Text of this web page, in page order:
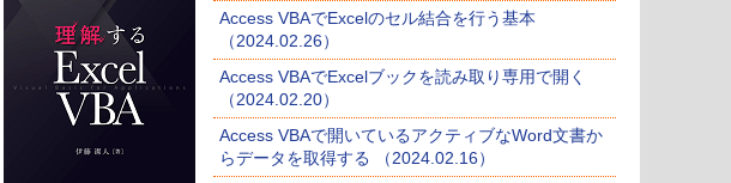
Access VBAでExcelのセル結合を行う基本
（2024.02.26）
Access VBAでExcelブックを読み取り専用で開く
（2024.02.20）
Access VBAで開いているアクティブなWord文書か
らデータを取得する （2024.02.16）